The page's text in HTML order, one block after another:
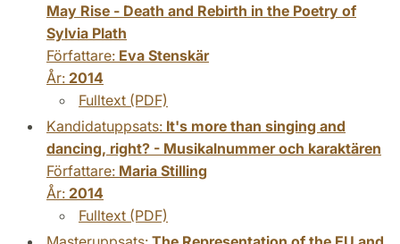
May Rise - Death and Rebirth in the Poetry of
Sylvia Plath
Författare: Eva Stenskär
År: 2014
Fulltext (PDF)
Kandidatuppsats: It's more than singing and
dancing, right? - Musikalnummer och karaktären
Författare: Maria Stilling
År: 2014
Fulltext (PDF)